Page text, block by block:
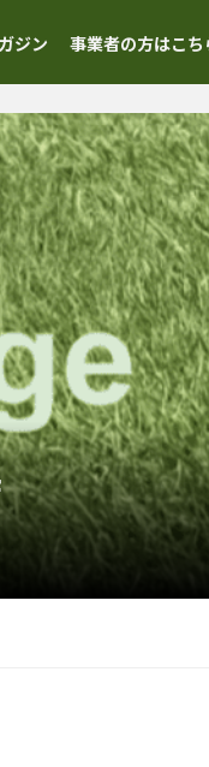
ジン 事業者の方はこち